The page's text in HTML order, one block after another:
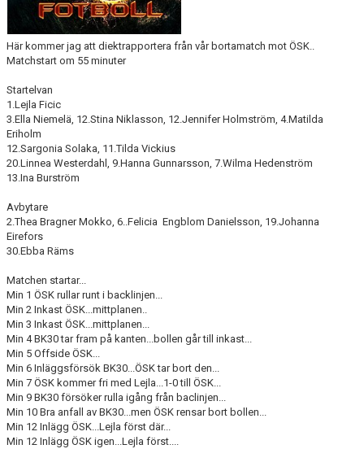
Här kommer jag att diektrapportera från vår bortamatch mot ÖSK..
Matchstart om 55 minuter
Startelvan
1.Lejla Ficic
3.Ella Niemelä, 12.Stina Niklasson, 12.Jennifer Holmström, 4.Matilda
Eriholm
12.Sargonia Solaka, 11.Tilda Vickius
20.Linnea Westerdahl, 9.Hanna Gunnarsson, 7.Wilma Hedenström
13.Ina Burström
Avbytare
2.Thea Bragner Mokko, 6..Felicia Engblom Danielsson, 19.Johanna
Eirefors
30.Ebba Räms
Matchen startar...
Min 1 ÖSK rullar runt i backlinjen...
Min 2 Inkast ÖSK...mittplanen..
Min 3 Inkast ÖSK...mittplanen...
Min 4 BK30 tar fram på kanten...bollen går till inkast...
Min 5 Offside ÖSK...
Min 6 Inläggsförsök BK30...ÖSK tar bort den...
Min 7 ÖSK kommer fri med Lejla...1-0 till ÖSK...
Min 9 BK30 försöker rulla igång från baclinjen...
Min 10 Bra anfall av BK30...men ÖSK rensar bort bollen...
Min 12 Inlägg ÖSK...Lejla först där...
Min 12 Inlägg ÖSK igen...Lejla först....